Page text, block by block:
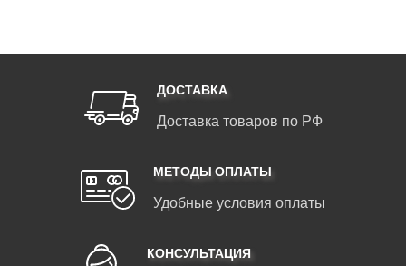
ДОСТАВКА
Доставка товаров по РФ
МЕТОДЫ ОПЛАТЫ
Удобные условия оплаты
КОНСУЛЬТАЦИЯ